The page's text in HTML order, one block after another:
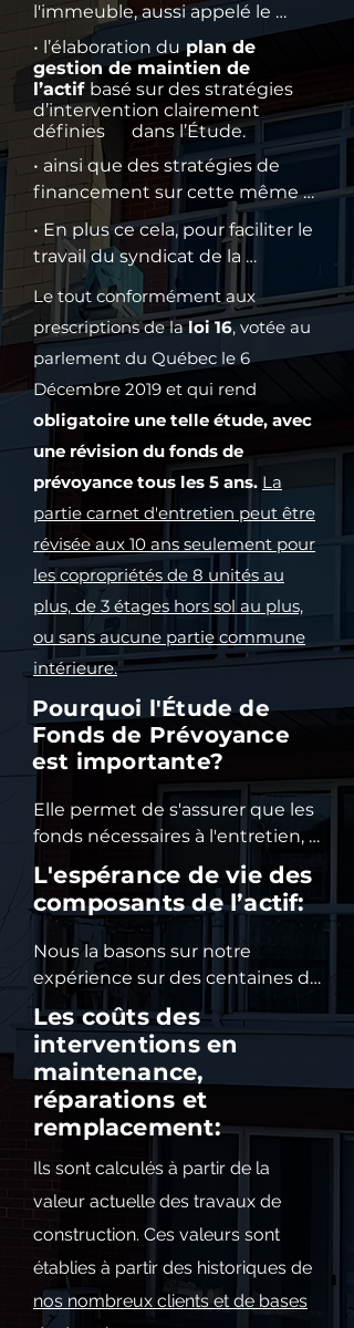
l'immeuble, aussi appelé le
certificat d'état d'immeuble:
     ○ l’état des différents
composants de l’actif,
     ○ l'historique des
interventions sur chaque
composant de l'actif,
     ○ énonce les interventions
d'entretien, de maintenance et
de remplacement requises pour
les maintenir en bonne
     condition,
     ○ à quelle fréquence et à quel
coût.
• l’élaboration duplan de
gestion de maintien de
l’actif basé sur des stratégies
d’intervention clairement
définies dans l’Étude.
• ainsi que des stratégies de
financement sur cette même
période, afin:
     ○ d'étudier différents
scénarios de financement
     ○ et d'évaluer leur impact sur
le fonds de prévoyance de la
copropriété, et le niveau de
cotisation requis.
• En plus ce cela, pour faciliter le
travail du syndicat de la
copropriété, le rapport inclut:
     ○ un tableau récapitulatif de
tous les travaux d'entretien
requis pour les 25 à 30
prochaines années,
   ○ et un tableau récapitulatif
de tous les travaux de
maintenance, de réparation et
de remplacement avec la
provision financière à prévoir au
Fonds de Prévoyance, pour
chacun de ces travaux sur 25 à
30 ans,
Le tout conformément aux
prescriptions de laloi 16, votée au
parlement du Québec le 6
Décembre 2019 et qui rend
obligatoire une telle étude, avec
une révision du fonds de
prévoyance tous les 5 ans. La
partie carnet d'entretien peut être
révisée aux 10 ans seulement pour
les copropriétés de 8 unités au
plus, de 3 étages hors sol au plus,
ou sans aucune partie commune
intérieure.
Pourquoi l'Étude de
Fonds de Prévoyance
est importante?
Elle permet de s'assurer que les
fonds nécessaires à l'entretien, à
la maintenance et aux
remplacements, soient cotisés
dès les premières années de la
vie du bâtiment pour les
copropriétés neuves.
Pour les copropriétés plus
anciennes, cela permet de
vérifier que le Fonds de
Prévoyance soit suffisant pour
faire face aux dépenses qui
seront nécessaires, et ainsi
dégradation de l’actif.
L'espérance de vie des
composants de l’actif:
Nous la basons sur notre
expérience sur des centaines de
copropriétés  de tous âges et de
toutes tailles et sur les données
de l’industrie concernant la
longévité de systèmes
semblables. Il s’agit d’un avis
donné au meilleur de nos
connaissances techniques, du
bâtiment de la copropriété, des
années et des interventions
déjà prévues par le syndicat.
Les coûts des
interventions en
maintenance,
réparations et
remplacement:
Ils sont calculés à partir de la
valeur actuelle des travaux de
construction. Ces valeurs sont
établies à partir des historiques de
nos nombreux clients et de bases